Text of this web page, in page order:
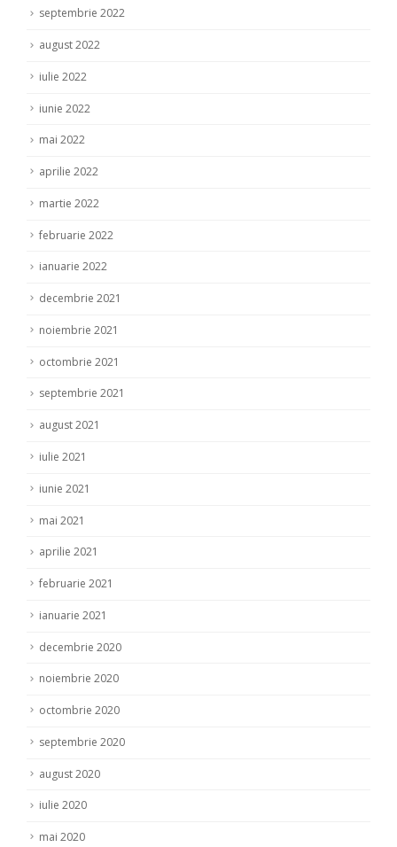
septembrie 2022
august 2022
iulie 2022
iunie 2022
mai 2022
aprilie 2022
martie 2022
februarie 2022
ianuarie 2022
decembrie 2021
noiembrie 2021
octombrie 2021
septembrie 2021
august 2021
iulie 2021
iunie 2021
mai 2021
aprilie 2021
februarie 2021
ianuarie 2021
decembrie 2020
noiembrie 2020
octombrie 2020
septembrie 2020
august 2020
iulie 2020
mai 2020